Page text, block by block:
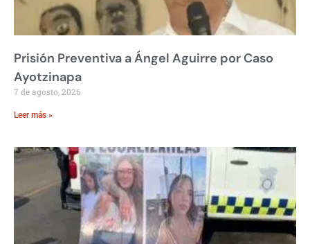
Prisión Preventiva a Ángel Aguirre por Caso
Ayotzinapa
7 de agosto, 2026
Leer más »